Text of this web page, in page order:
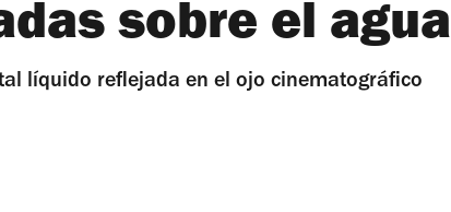
sobre el agua
líquido reflejada en el ojo cinematográfico